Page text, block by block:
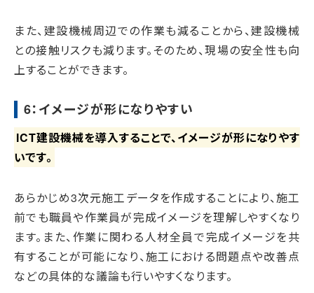
また、建設機械周辺での作業も減ることから、建設機械
との接触リスクも減ります。そのため、現場の安全性も向
上することができます。
6：イメージが形になりやすい
ICT建設機械を導入することで、イメージが形になりやす
いです。
あらかじめ3次元施工データを作成することにより、施工
前でも職員や作業員が完成イメージを理解しやすくなり
ます。また、作業に関わる人材全員で完成イメージを共
有することが可能になり、施工における問題点や改善点
などの具体的な議論も行いやすくなります。